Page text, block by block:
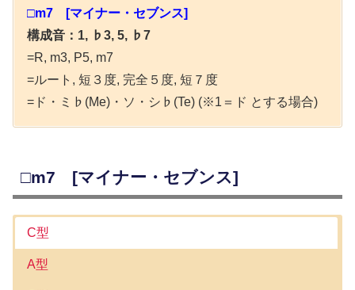
□m7 [マイナー・セブンス]
構成音：1, ♭3, 5, ♭7
=R, m3, P5, m7
=ルート, 短３度, 完全５度, 短７度
=ド・ミ♭(Me)・ソ・シ♭(Te) (※1＝ド とする場合)
□m7 [マイナー・セブンス]
C型
A型